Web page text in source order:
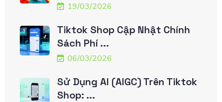
19/03/2026
Tiktok Shop Cập Nhật Chính
Sách Phí ...
06/03/2026
Sử Dụng AI (AIGC) Trên Tiktok
Shop: ...